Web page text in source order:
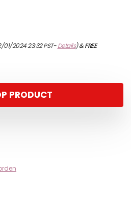
2024 23:32 PST-Details)&FREE
PRODUCT